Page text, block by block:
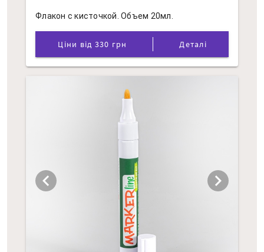
Флакон с кисточкой. Объем 20мл.
Ціни від 330 грн Деталі
chevron_left chevron_right